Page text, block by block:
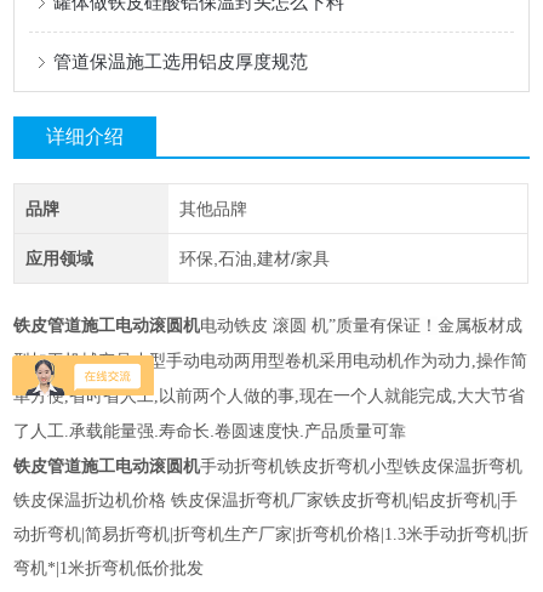
管道保温施工选用铝皮厚度规范
详细介绍
品牌 其他品牌
应用领域 环保,石油,建材/家具
铁皮管道施工电动滚圆机电动铁皮 滚圆 机”质量有保证！金属板材成
型加工机械产品小型手动电动两用型卷机采用电动机作为动力 ,操作简
单方便,省时省人工, 以前两个人做的事,现在一个人就能完成,大大节省
了人工.承载能量强 .寿命长 .卷圆速度快 产品质量可靠
铁皮管道施工电动滚圆机手动折弯机铁皮折弯机小型铁皮保温折弯机
铁皮保温折边机价格 铁皮保温折弯机厂家铁皮折弯机|铝皮折弯机|手
动折弯机|简易折弯机|折弯机生产厂家|折弯机价格|1.3米手动折弯机|折
弯机*|1米折弯机低价批发